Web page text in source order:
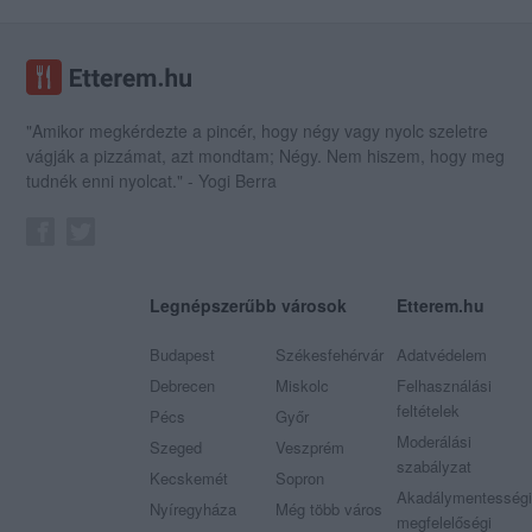
"Amikor megkérdezte a pincér, hogy négy vagy nyolc szeletre
vágják a pizzámat, azt mondtam; Négy. Nem hiszem, hogy meg
tudnék enni nyolcat." - Yogi Berra
Legnépszerűbb városok
Budapest
Debrecen
Pécs
Szeged
Kecskemét
Nyíregyháza
Székesfehérvár
Miskolc
Győr
Veszprém
Sopron
Még több város
Etterem.hu
Adatvédelem
Felhasználási
feltételek
Moderálási
szabályzat
Akadálymentességi
megfelelőségi